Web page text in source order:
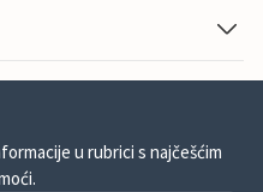
u rubrici s najčešćim